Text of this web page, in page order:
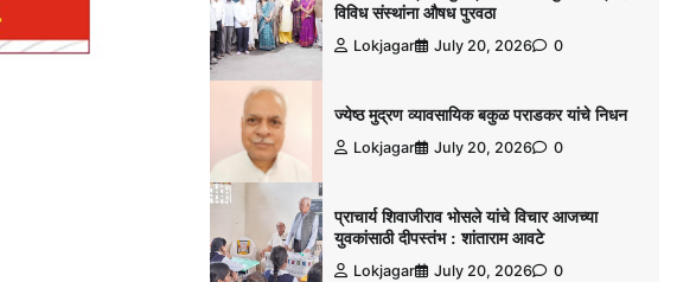
विविध संस्थांना औषध पुरवठा
Lokjagar July 20, 2026 0
ज्येष्ठ मुद्रण व्यावसायिक बकुळ पराडकर यांचे निधन
Lokjagar July 20, 2026 0
प्राचार्य शिवाजीराव भोसले यांचे विचार आजच्या
युवकांसाठी दीपस्तंभ : शांताराम आवटे
Lokjagar July 20, 2026 0